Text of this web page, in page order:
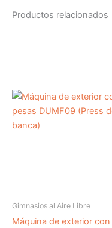
Productos relacionados
Gimnasios al Aire Libre
Máquina de exterior con